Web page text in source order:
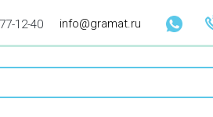
12-40 info@gramat.ru